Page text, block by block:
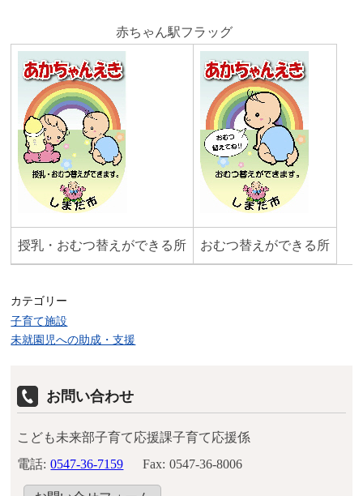
赤ちゃん駅フラッグ
授乳・おむつ替えができる所 おむつ替えができる所
カテゴリー
子育て施設
未就園児への助成・支援
お問い合わせ
こども未来部子育て応援課子育て応援係
電話: 0547-36-7159 Fax: 0547-36-8006